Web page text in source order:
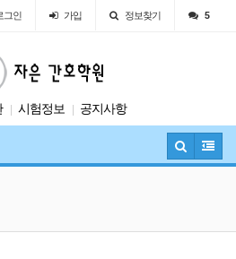
그인 가입 정보찾기 5
시험정보 공지사항
안내
입학안내